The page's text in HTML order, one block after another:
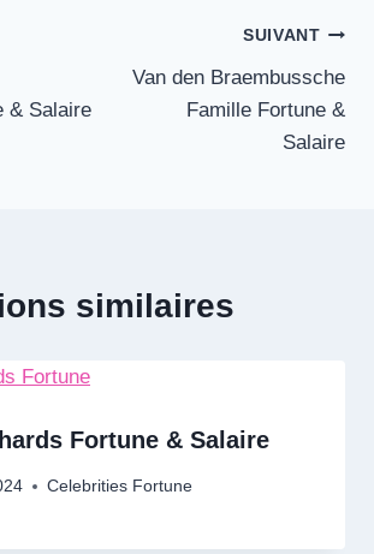
& Salaire
SUIVANT
Van den Braembussche
Famille Fortune &
Salaire
similaires
Fortune & Salaire
Celebrities Fortune